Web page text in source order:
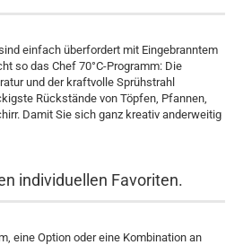
einfach überfordert mit Eingebranntem
so das Chef 70°C-Programm: Die
und der kraftvolle Sprühstrahl
Rückstände von Töpfen, Pfannen,
Damit Sie sich ganz kreativ anderweitig
individuellen Favoriten.
eine Option oder eine Kombination an